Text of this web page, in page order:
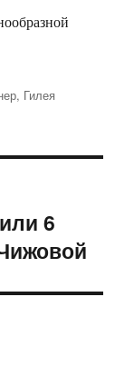
, Гилея
6